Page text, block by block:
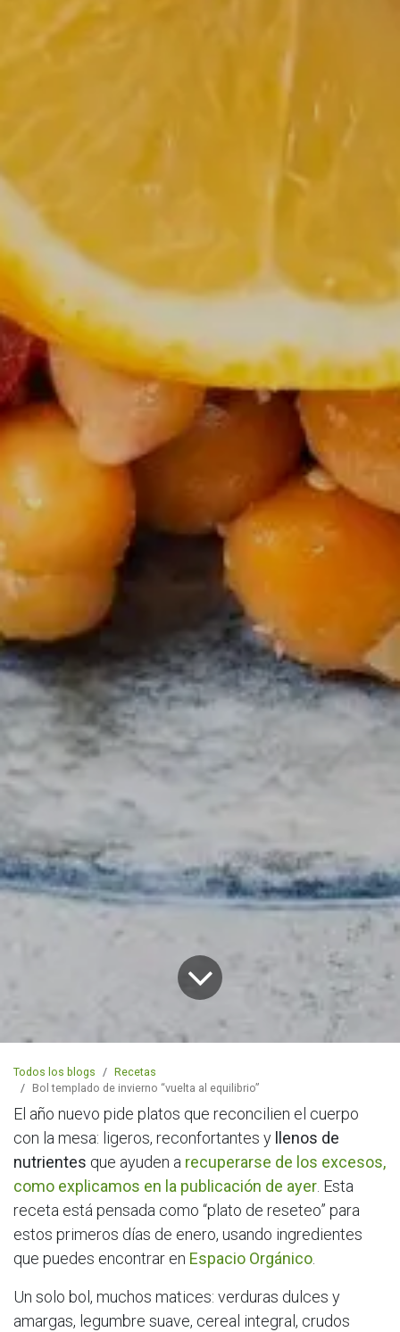
Todos los blogs
Recetas
Bol templado de invierno “vuelta al equilibrio”
El año nuevo pide platos que reconcilien el cuerpo
con la mesa: ligeros, reconfortantes y
llenos de
nutrientes que ayuden a recuperarse de los excesos,
como explicamos en la publicación de ayer . Esta
receta está pensada como “plato de reseteo” para
estos primeros días de enero, usando ingredientes
que puedes encontrar en Espacio Orgánico
Un solo bol, muchos matices: verduras dulces y
amargas, legumbre suave, cereal integral, crudos